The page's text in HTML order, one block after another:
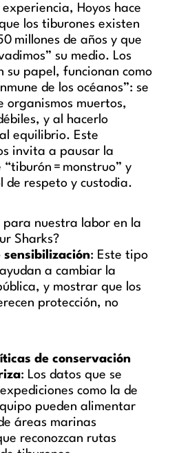
Hoyos hace
los tiburones existen
millones de años y que
su medio. Los
su papel, funcionan como
de los océanos”: se
organismos muertos,
y al hacerlo
equilibrio. Este
invita a pausar la
= monstruo” y
de respeto y custodia.
nuestra labor en la
Sharks?
sensibilización: Este tipo
a cambiar la
y mostrar que los
protección, no
de conservación
: Los datos que se
como la de
pueden alimentar
áreas marinas
reconozcan rutas